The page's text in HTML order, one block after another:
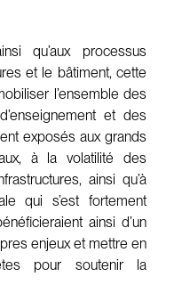
qu’aux processus
et le bâtiment, cette
l’ensemble des
et des
exposés aux grands
à la volatilité des
ainsi qu’à
qui s’est fortement
ainsi d’un
enjeux et mettre en
pour soutenir la